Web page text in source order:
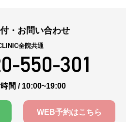
・お問い合わせ
全院共通
550-301
間 / 10:00~19:00
WEB予約はこちら